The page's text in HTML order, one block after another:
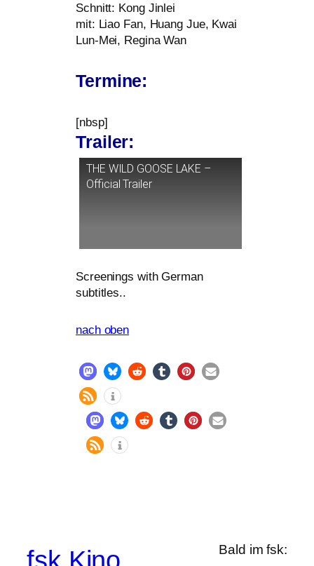
Schnitt: Kong Jinlei
mit: Liao Fan, Huang Jue, Kwai
Lun-Mei, Regina Wan
Termine:
[nbsp]
Trailer:
THE WILD GOOSE LAKE –
Official Trailer
Screenings with German
subtitles..
nach oben
Bald im fsk: